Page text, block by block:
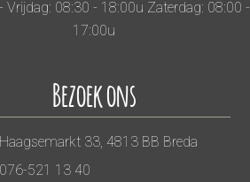
Vrijdag: 08:30 - 18:00u Zaterdag: 08:00 -
17:00u
Bezoek ons
Haagsemarkt 33, 4813 BB Breda
076-521 13 40